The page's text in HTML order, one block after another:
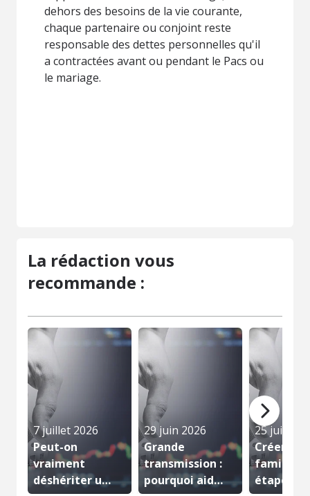
dehors des besoins de la vie courante,
chaque partenaire ou conjoint reste
responsable des dettes personnelles qu'il
a contractées avant ou pendant le Pacs ou
le mariage.
La rédaction vous
recommande :
7 juillet 2026
Peut-on
vraiment
déshériter un
29 juin 2026
Grande
transmission :
pourquoi aider
25 juin
Créer une
familiale
étapes